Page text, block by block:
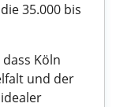
35.000 bis
Köln
und der